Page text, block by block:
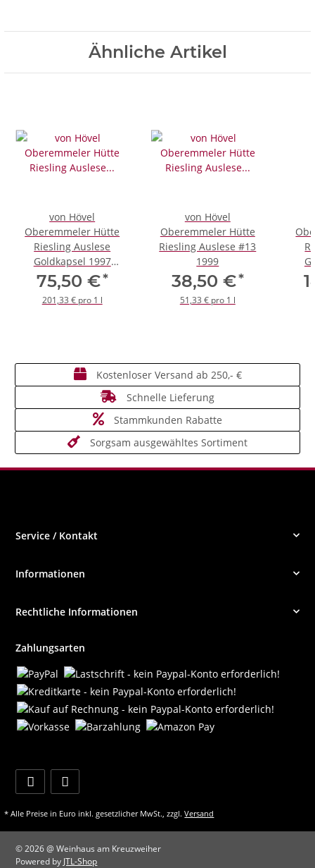
Ähnliche Artikel
von Hövel
Oberemmeler Hütte
Riesling Auslese
Goldkapsel 1997
*Demi*
75,50 €*
201,33 € pro 1 l
von Hövel
Oberemmeler Hütte
Riesling Auslese #13
1999
38,50 €*
51,33 € pro 1 l
Kostenloser Versand ab 250,- €
Schnelle Lieferung
Stammkunden Rabatte
Sorgsam ausgewähltes Sortiment
Service / Kontakt
Informationen
Rechtliche Informationen
Zahlungsarten
* Alle Preise in Euro inkl. gesetzlicher MwSt., zzgl.Versand
© 2026 @ Weinhaus am Kreuzweiher
Powered by JTL-Shop